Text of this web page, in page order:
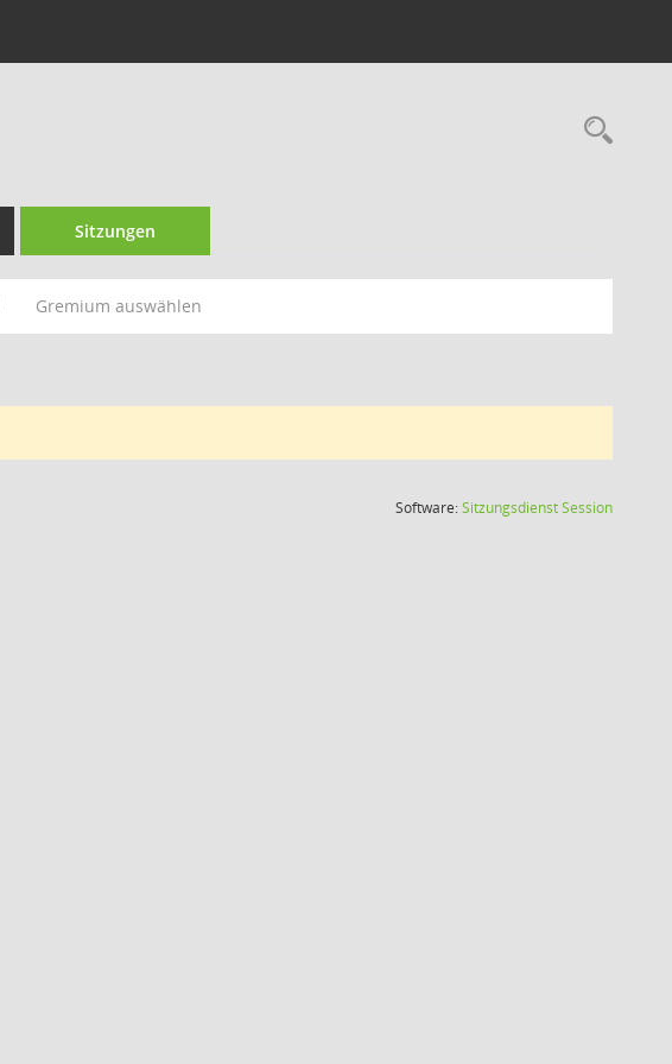
Sitzungen
Gremium auswählen
Software:SitzungsdienstSession(Wird in